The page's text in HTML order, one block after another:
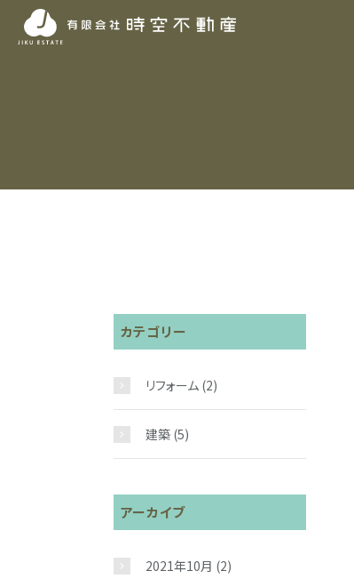
カテゴリー
リフォーム(2)
建築(5)
アーカイブ
2021年10月 (2)